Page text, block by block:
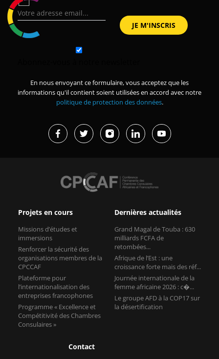
En nous envoyant ce formulaire, vous acceptez que les
informations qu'il contient soient utilisées en accord avec notre
politique de protection des données.
Projets en cours
Missions d’études et
immersions
Renforcer la sécurité des
organisations membres de la
CPCCAF
Plateforme pour
l’internationalisation des
entreprises francophones
Programme « Excellence et
Compétitivité des Chambres
Consulaires »
Dernières actualités
Grand Magal de Touba : 630
milliards FCFA de
retombées...
Afrique de l’Est : une
croissance forte mais des réf...
Journée internationale de la
femme africaine 2026 : c�...
Le groupe AFD à la COP17 sur
la désertification
Contact